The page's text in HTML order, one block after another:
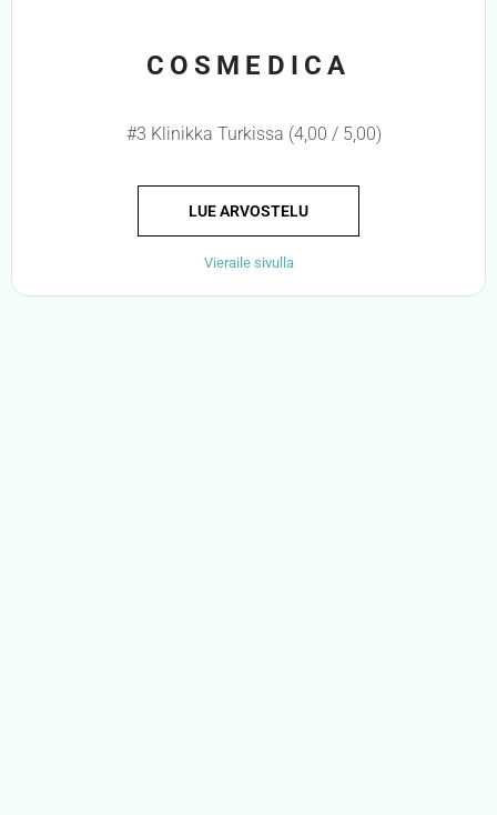
COSMEDICA
#3 Klinikka Turkissa (4,00 / 5,00)
LUE ARVOSTELU
Vieraile sivulla